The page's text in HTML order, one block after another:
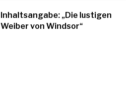
Inhaltsangabe: „Die lustigen
Weiber von Windsor“